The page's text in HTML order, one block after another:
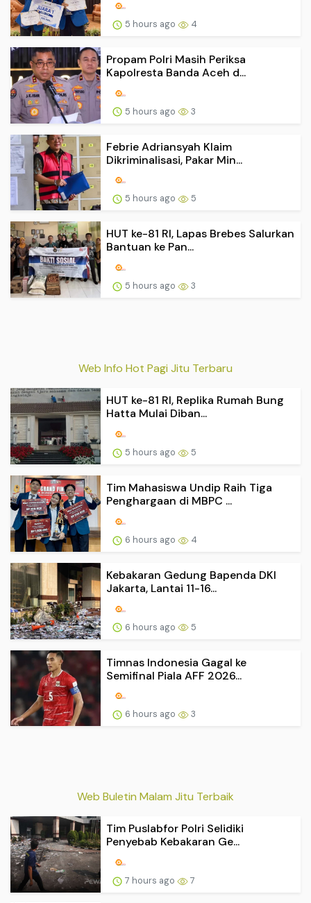
5 hours ago 4
Propam Polri Masih Periksa
Kapolresta Banda Aceh d...
5 hours ago 3
Febrie Adriansyah Klaim
Dikriminalisasi, Pakar Min...
5 hours ago 5
HUT ke-81 RI, Lapas Brebes Salurkan
Bantuan ke Pan...
5 hours ago 3
Web Info Hot Pagi Jitu Terbaru
HUT ke-81 RI, Replika Rumah Bung
Hatta Mulai Diban...
5 hours ago 5
Tim Mahasiswa Undip Raih Tiga
Penghargaan di MBPC ...
6 hours ago 4
Kebakaran Gedung Bapenda DKI
Jakarta, Lantai 11-16...
6 hours ago 5
Timnas Indonesia Gagal ke
Semifinal Piala AFF 2026...
6 hours ago 3
Web Buletin Malam Jitu Terbaik
Tim Puslabfor Polri Selidiki
Penyebab Kebakaran Ge...
7 hours ago 7